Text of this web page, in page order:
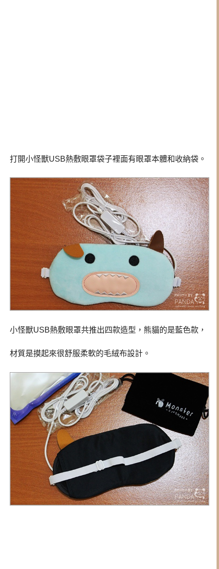
打開小怪獸USB熱敷眼罩袋子裡面有眼罩本體和收納袋。
小怪獸USB熱敷眼罩共推出四款造型，熊貓的是藍色款，
材質是摸起來很舒服柔軟的毛絨布設計。